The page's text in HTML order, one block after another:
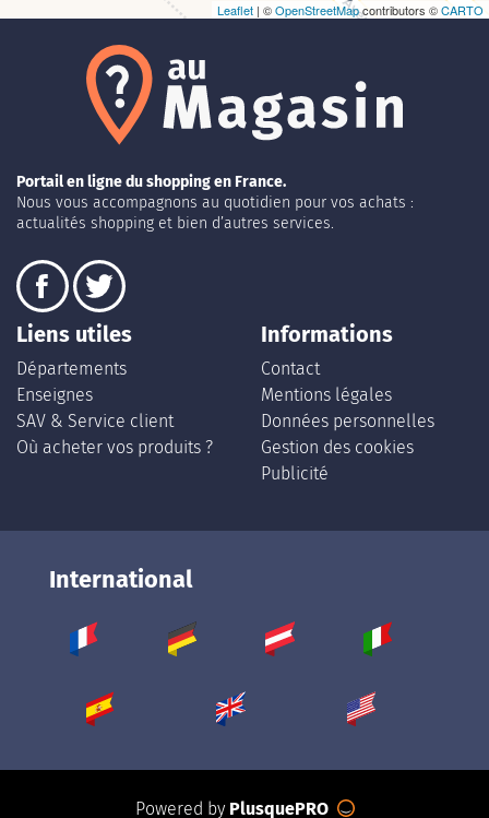
Leaflet | ©OpenStreetMapcontributors ©CARTO
Portail en ligne du shopping en France.
Nous vous accompagnons au quotidien pour vos achats :
actualités shopping et bien d’autres services.
Liens utiles
Départements
Enseignes
SAV & Service client
Où acheter vos produits ?
Informations
Contact
Mentions légales
Données personnelles
Gestion des cookies
Publicité
International
Powered by PlusquePRO